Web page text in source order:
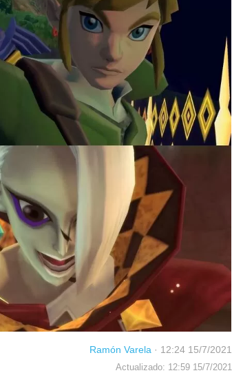
Ramón Varela · 12:24 15/7/2021
Actualizado: 12:59 15/7/2021